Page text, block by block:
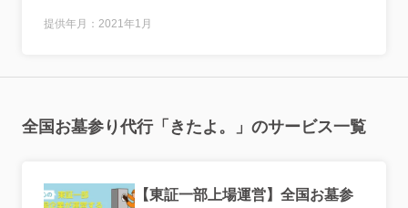
提供年月：2021年1月
全国お墓参り代行「きたよ。」のサービス一覧
【東証一部上場運営】全国お墓参